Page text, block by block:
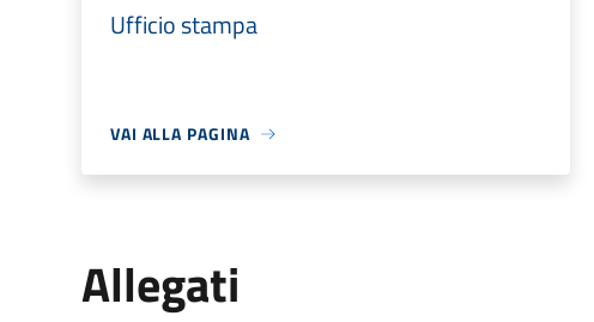
Ufficio stampa
VAI ALLA PAGINA
Allegati